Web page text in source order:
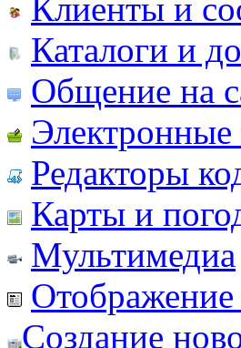
Клиенты и
Каталоги и
Общение на
Редакторы
Карты и
Мультимедиа
Отображение
Создание